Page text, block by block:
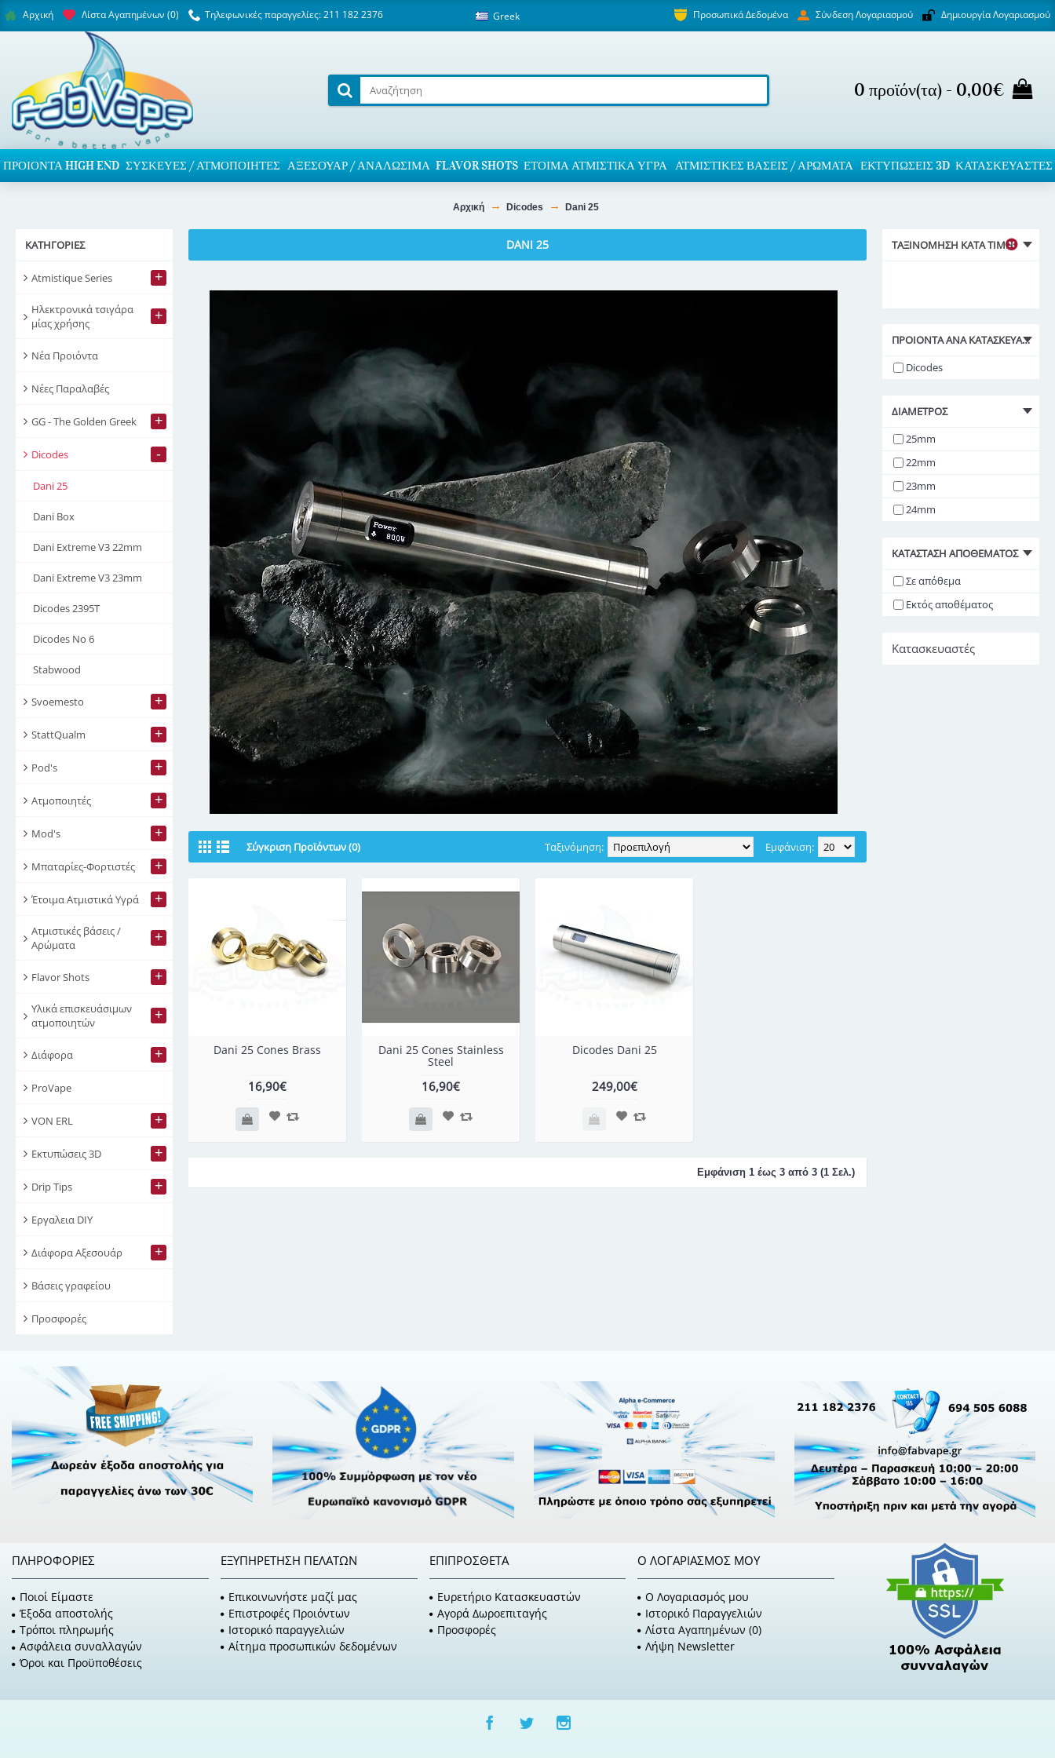
Αρχική Λίστα Αγαπημένων (0) Τηλεφωνικές παραγγελίες: 211 182 2376 Greek Προσωπικά Δεδομένα Σύνδεση Λογαριασμού Δημιουργία Λογαριασμού
0 προϊόν(τα) - 0,00€
ΠΡΟΙΌΝΤΑ HIGH END ΣΥΣΚΕΥΈΣ / ΑΤΜΟΠΟΙΗΤΈΣ ΑΞΕΣΟΥΆΡ / ΑΝΑΛΏΣΙΜΑ FLAVOR SHOTS ΈΤΟΙΜΑ ΑΤΜΙΣΤΙΚΆ ΥΓΡΆ ΑΤΜΙΣΤΙΚΈΣ ΒΆΣΕΙΣ / ΑΡΏΜΑΤΑ ΕΚΤΥΠΏΣΕΙΣ 3D ΚΑΤΑΣΚΕΥΑΣΤΕΣ
Αρχική Dicodes Dani 25
ΚΑΤΗΓΟΡΊΕΣ
Atmistique Series +
Ηλεκτρονικά τσιγάρα
μίας χρήσης
+
Νέα Προιόντα
Νέες Παραλαβές
GG - The Golden Greek +
Dicodes -
Dani 25
Dani Box
Dani Extreme V3 22mm
Dani Extreme V3 23mm
Dicodes 2395T
Dicodes No 6
Stabwood
Svoemesto +
StattQualm +
Pod's +
Ατμοποιητές +
Mod's +
Μπαταρίες-Φορτιστές +
Έτοιμα Ατμιστικά Υγρά +
Ατμιστικές βάσεις /
Αρώματα
+
Flavor Shots +
Υλικά επισκευάσιμων
ατμοποιητών
+
Διάφορα +
ProVape
VON ERL +
Εκτυπώσεις 3D +
Drip Tips +
Εργαλεια DIY
Διάφορα Αξεσουάρ +
Βάσεις γραφείου
Προσφορές
ΤΑΞΙΝΌΜΗΣΗ ΚΑΤΆ ΤΙΜΉ
ΠΡΟΙΌΝΤΑ ΑΝΑ ΚΑΤΑΣΚΕΥΑΣΤΉ
Dicodes
ΔΙΆΜΕΤΡΟΣ
25mm
22mm
23mm
24mm
ΚΑΤΆΣΤΑΣΗ ΑΠΟΘΈΜΑΤΟΣ
Σε απόθεμα
Εκτός αποθέματος
Κατασκευαστές
DANI 25
Σύγκριση Προϊόντων (0) Εμφάνιση:
Ταξινόμηση:
Dani 25 Cones Brass
16,90€
Dani 25 Cones Stainless
Steel
16,90€
Dicodes Dani 25
249,00€
Εμφάνιση 1 έως 3 από 3 (1 Σελ.)
ΠΛΗΡΟΦΟΡΊΕΣ
Ποιοί Είμαστε
Έξοδα αποστολής
Τρόποι πληρωμής
Ασφάλεια συναλλαγών
Όροι και Προϋποθέσεις
ΕΞΥΠΗΡΈΤΗΣΗ ΠΕΛΑΤΏΝ
Επικοινωνήστε μαζί μας
Επιστροφές Προιόντων
Ιστορικό παραγγελιών
Αίτημα προσωπικών δεδομένων
ΕΠΙΠΡΌΣΘΕΤΑ
Ευρετήριο Κατασκευαστών
Αγορά Δωροεπιταγής
Προσφορές
Ο ΛΟΓΑΡΙΑΣΜΌΣ ΜΟΥ
O Λογαριασμός μου
Ιστορικό Παραγγελιών
Λίστα Αγαπημένων (0)
Λήψη Newsletter